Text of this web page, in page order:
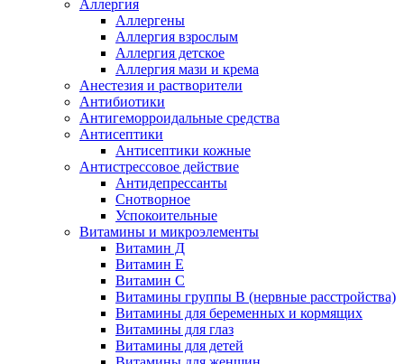
Аллергия
Аллергены
Аллергия взрослым
Аллергия детское
Аллергия мази и крема
Анестезия и растворители
Антибиотики
Антигеморроидальные средства
Антисептики
Антисептики кожные
Антистрессовое действие
Антидепрессанты
Снотворное
Успокоительные
Витамины и микроэлементы
Витамин Д
Витамин Е
Витамин С
Витамины группы В (нервные расстройства)
Витамины для беременных и кормящих
Витамины для глаз
Витамины для детей